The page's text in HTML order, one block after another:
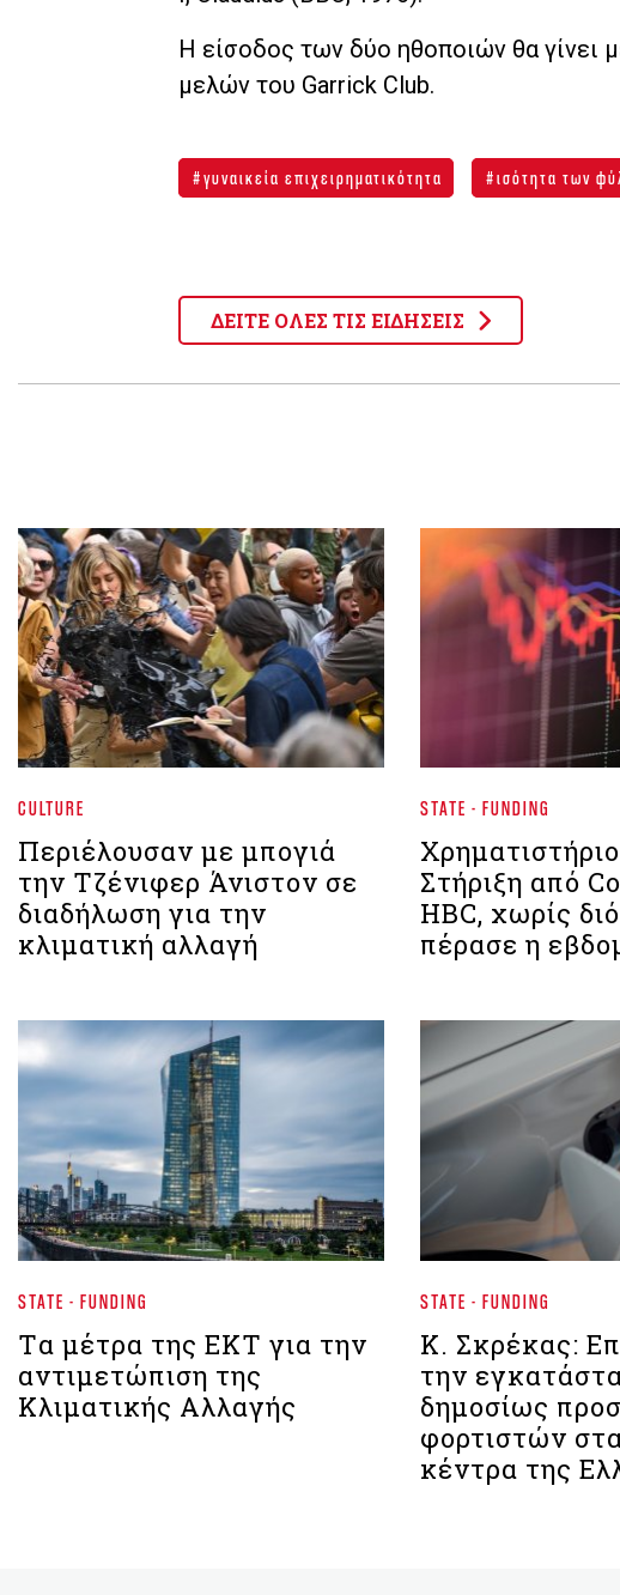
Η είσοδος των δύο ηθοποιών θα γίνει
μελών του Garrick Club.
γυναικεία επιχειρηματικότητα ισότητα των
ΔΕΙΤΕ ΟΛΕΣ ΤΙΣ ΕΙΔΗΣΕΙΣ
CULTURE
Περιέλουσαν με μπογιά
την Τζένιφερ Άνιστον σε
διαδήλωση για την
κλιματική αλλαγή
STATE - FUNDING
Στήριξη από
HBC, χωρίς
πέρασε η
STATE - FUNDING
Tα μέτρα της ΕΚΤ για την
αντιμετώπιση της
Κλιματικής Αλλαγής
STATE - FUNDING
Κ. Σκρέκας:
την
δημοσίως
φορτιστών
κέντρα της